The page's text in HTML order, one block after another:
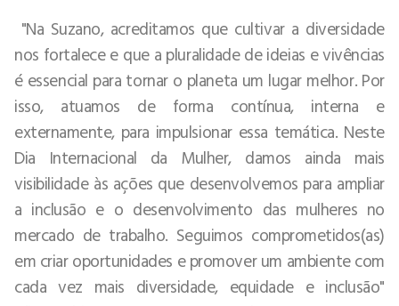
"Na Suzano, acreditamos que cultivar a diversidade
nos fortalece e que a pluralidade de ideias e vivências
é essencial para tornar o planeta um lugar melhor. Por
isso, atuamos de forma contínua, interna e
externamente, para impulsionar essa temática. Neste
Dia Internacional da Mulher, damos ainda mais
visibilidade às ações que desenvolvemos para ampliar
a inclusão e o desenvolvimento das mulheres no
mercado de trabalho. Seguimos comprometidos(as)
em criar oportunidades e promover um ambiente com
cada vez mais diversidade, equidade e inclusão"